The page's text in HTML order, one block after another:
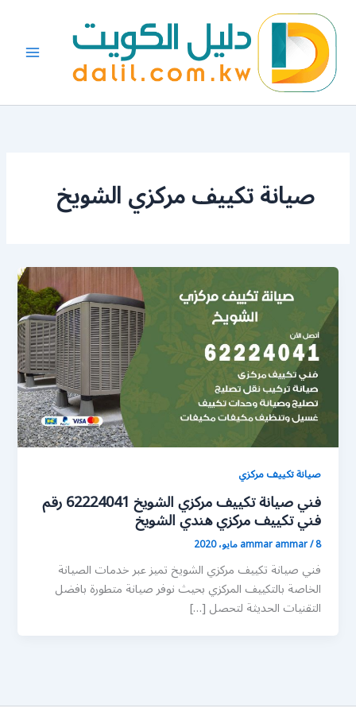
المحتوى
صيانة تكييف مركزي الشويخ
صيانة تكييف مركزي
فني صيانة تكييف مركزي الشويخ 62224041 رقم
فني تكييف مركزي هندي الشويخ
ammar ammar/8 مايو، 2020
فني صيانة تكييف مركزي الشويخ تميز عبر خدمات الصيانة
الخاصة بالتكييف المركزي بحيث نوفر صيانة متطورة بافضل
التقنيات الحديثة لتحصل […]